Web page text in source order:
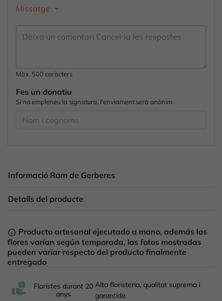
Missatge
Màx. 500 caràcters
Fes un donatiu
Si no empleneu la signatura, l'enviament serà anònim
Informació Ram de Gerberes
Detalls del producte
info_outline Producto artesanal ejecutado a mano, además las
flores varían según temporada, las fotos mostradas
pueden variar respecto del producto finalmente
entregado
Floristes durant 20
anys
Alta floristeria, qualitat suprema i
garantida